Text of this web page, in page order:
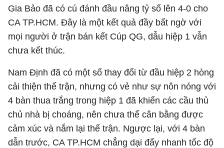
Gia Bảo đã có cú đánh đầu nâng tỷ số lên 4-0 cho
CA TP.HCM. Đây là một kết quả đầy bất ngờ với
mọi người ở trận bán kết Cúp QG, dẫu hiệp 1 vẫn
chưa kết thúc.
Nam Định đã có một số thay đổi từ đầu hiệp 2 hòng
cải thiện thế trận, nhưng có vẻ như sự nôn nóng với
4 bàn thua trắng trong hiệp 1 đã khiến các cầu thủ
chủ nhà bị choáng, nên chưa thể cân bằng được
cảm xúc và nắm lại thế trận. Ngược lại, với 4 bàn
dẫn trước, CA TP.HCM chẳng dại đẩy nhanh tốc độ